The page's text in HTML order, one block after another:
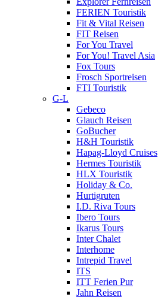
FERIEN Touristik
Fit & Vital Reisen
FIT Reisen
For You Travel
For You! Travel Asia
Fox Tours
Frosch Sportreisen
FTI Touristik
G-L
Gebeco
Glauch Reisen
GoBucher
H&H Touristik
Hapag-Lloyd Cruises
Hermes Touristik
HLX Touristik
Holiday & Co.
Hurtigruten
I.D. Riva Tours
Ibero Tours
Ikarus Tours
Inter Chalet
Interhome
Intrepid Travel
ITS
ITT Ferien Pur
Jahn Reisen